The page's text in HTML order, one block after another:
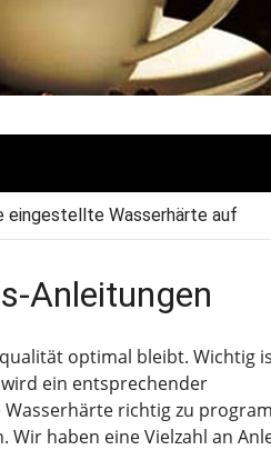
eingestellte Wasserhärte auf
Anleitungen
optimal bleibt. Wichtig
ein entsprechender
richtig zu
haben eine Vielzahl an